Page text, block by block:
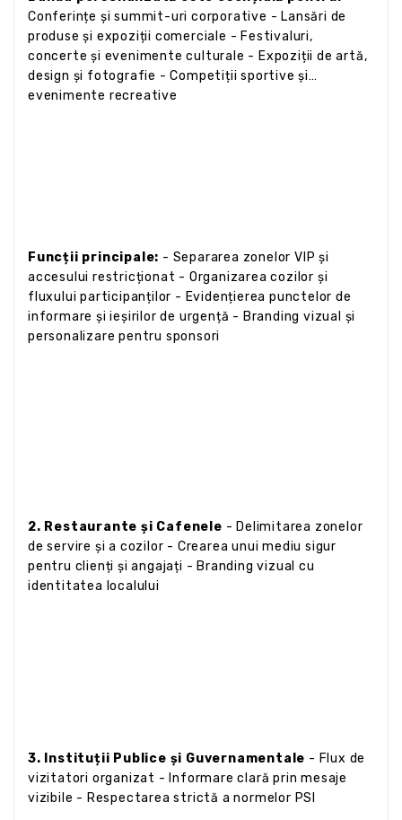
Conferințe și summit-uri corporative - Lansări de
produse și expoziții comerciale - Festivaluri,
concerte și evenimente culturale - Expoziții de artă,
design și fotografie - Competiții sportive și
evenimente recreative
Funcții principale: - Separarea zonelor VIP și
accesului restricționat - Organizarea cozilor și
fluxului participanților - Evidențierea punctelor de
informare și ieșirilor de urgență - Branding vizual și
personalizare pentru sponsori
2. Restaurante și Cafenele - Delimitarea zonelor
de servire și a cozilor - Crearea unui mediu sigur
pentru clienți și angajați - Branding vizual cu
identitatea localului
3. Instituții Publice și Guvernamentale - Flux de
vizitatori organizat - Informare clară prin mesaje
vizibile - Respectarea strictă a normelor PSI